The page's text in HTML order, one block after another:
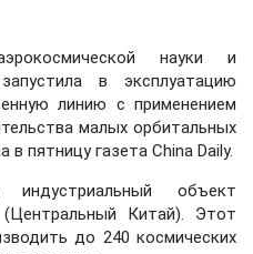
науки и
в эксплуатацию
линию с применением
малых орбитальных
пятницу газета China Daily.
объект
Китай). Этот
до 240 космических